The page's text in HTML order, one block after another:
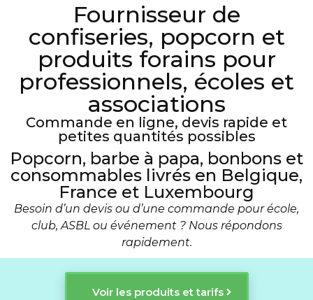
Fournisseur de
confiseries, popcorn et
produits forains pour
professionnels, écoles et
associations
Commande en ligne, devis rapide et
petites quantités possibles
Popcorn, barbe à papa, bonbons et
consommables livrés en Belgique,
France et Luxembourg
Besoin d’un devis ou d’une commande pour école,
club, ASBL ou événement ? Nous répondons
rapidement.
Voir les produits et tarifs